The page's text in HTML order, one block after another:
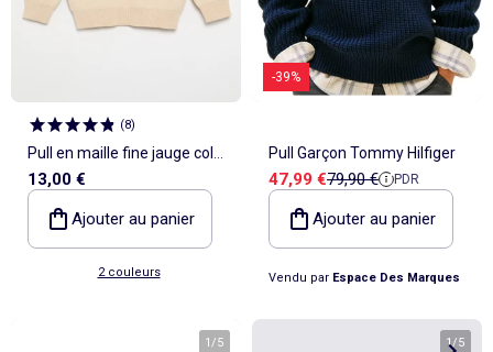
(8)
Pull en maille fine jauge col
rond
13,00 €
Ajouter au panier
2 couleurs
-39%
Pull Garçon Tommy Hilfiger
Prix de vente
47,99 €Prix de référence
79,90 € PDR
Ajouter au panier
Vendu par Espace Des Marques
1/5 1/5